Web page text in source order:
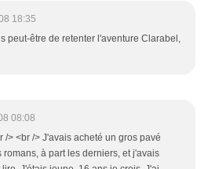
18:35
peut-être de retenter l'aventure Clarabel,
08:08
/> <br /> J'avais acheté un gros pavé
romans, à part les derniers, et j'avais